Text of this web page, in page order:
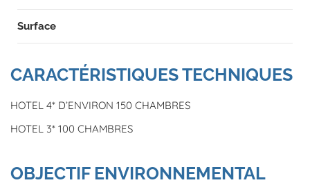
Surface
CARACTÉRISTIQUES TECHNIQUES
HOTEL 4* D’ENVIRON 150 CHAMBRES
HOTEL 3* 100 CHAMBRES
OBJECTIF ENVIRONNEMENTAL